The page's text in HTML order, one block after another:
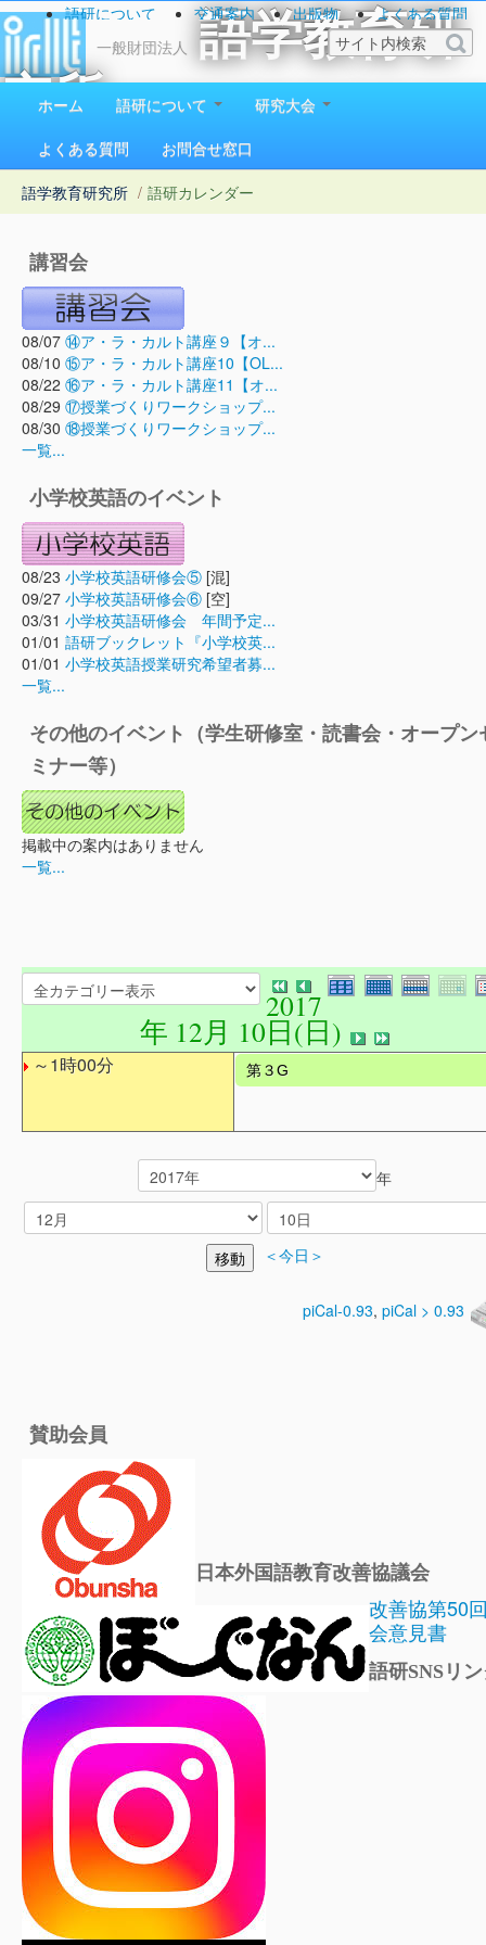
一般財団法人
語学教育研
究所
1923（大正12）年創立
語研について 交通案内 出版物
よくある質問
お問い合わせ
ホーム 語研について
研究大会
よくある質問
お問合せ窓口
語学教育研究所 / 語研カレンダー
講習会
08/07 ⑭ア・ラ・カルト講座９【オ...
08/10 ⑮ア・ラ・カルト講座10【OL...
08/22 ⑯ア・ラ・カルト講座11【オ...
08/29 ⑰授業づくりワークショップ...
08/30 ⑱授業づくりワークショップ...
一覧...
小学校英語のイベント
08/23 小学校英語研修会⑤ [混]
09/27 小学校英語研修会⑥ [空]
03/31 小学校英語研修会 年間予定...
01/01 語研ブックレット『小学校英...
01/01 小学校英語授業研究希望者募...
一覧...
その他のイベント（学生研修室・読書会・オープン
ミナー等）
掲載中の案内はありません
一覧...
2017
年 12月 10日(日)
～1時00分 第３G
年
＜今日＞
piCal-0.93, piCal > 0.93
賛助会員
日本外国語教育改善協議会
改善協第50
会意見書
語研SNSリ